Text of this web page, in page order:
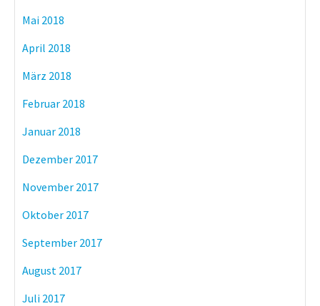
Mai 2018
April 2018
März 2018
Februar 2018
Januar 2018
Dezember 2017
November 2017
Oktober 2017
September 2017
August 2017
Juli 2017